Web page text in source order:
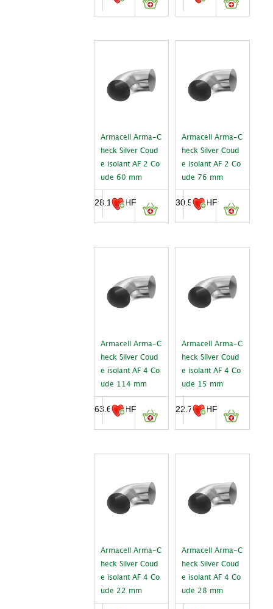
Armacell Arma-C
heck Silver Coud
e isolant AF 2 Co
ude 60 mm
28.10CHF
Armacell Arma-C
heck Silver Coud
e isolant AF 2 Co
ude 76 mm
30.55CHF
Armacell Arma-C
heck Silver Coud
e isolant AF 4 Co
ude 114 mm
63.65CHF
Armacell Arma-C
heck Silver Coud
e isolant AF 4 Co
ude 15 mm
22.70CHF
Armacell Arma-C
heck Silver Coud
e isolant AF 4 Co
ude 22 mm
Armacell Arma-C
heck Silver Coud
e isolant AF 4 Co
ude 28 mm